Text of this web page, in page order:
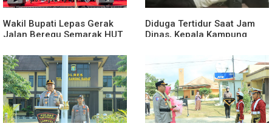
Wakil Bupati Lepas Gerak
Jalan Beregu Semarak HUT
Diduga Tertidur Saat Jam
Dinas, Kepala Kampung